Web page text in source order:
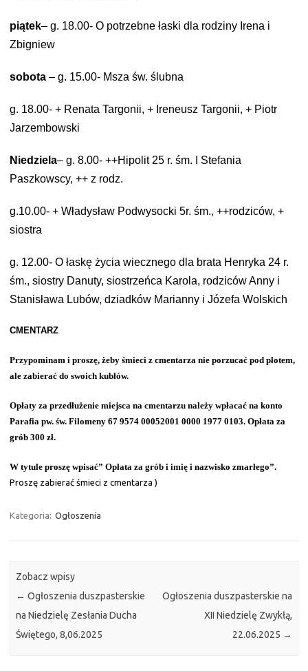
piątek– g. 18.00- O potrzebne łaski dla rodziny Irena i
Zbigniew
sobota – g. 15.00- Msza św. ślubna
g. 18.00- + Renata Targonii, + Ireneusz Targonii, + Piotr
Jarzembowski
Niedziela– g. 8.00- ++Hipolit 25 r. śm. I Stefania
Paszkowscy, ++ z rodz.
g.10.00- + Władysław Podwysocki 5r. śm., ++rodziców, +
siostra
g. 12.00- O łaskę życia wiecznego dla brata Henryka 24 r.
śm., siostry Danuty, siostrzeńca Karola, rodziców Anny i
Stanisława Lubów, dziadków Marianny i Józefa Wolskich
CMENTARZ
Przypominam i proszę, żeby śmieci z cmentarza nie porzucać pod płotem,
ale zabierać do swoich kubłów.
Opłaty za przedłużenie miejsca na cmentarzu należy wpłacać na konto
Parafia pw. św. Filomeny 67 9574 00052001 0000 1977 0103. Opłata za
grób 300 zł.
W tytule proszę wpisać” Opłata za grób i imię i nazwisko zmarłego”.
Proszę zabierać śmieci z cmentarza )
Kategoria: Ogłoszenia
Zobacz wpisy
← Ogłoszenia duszpasterskie
na Niedzielę Zesłania Ducha
Świętego, 8,06.2025
Ogłoszenia duszpasterskie na
XII Niedzielę Zwykłą,
22.06.2025 →